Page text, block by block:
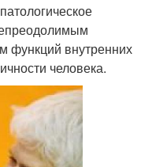
функций внутренних
человека.